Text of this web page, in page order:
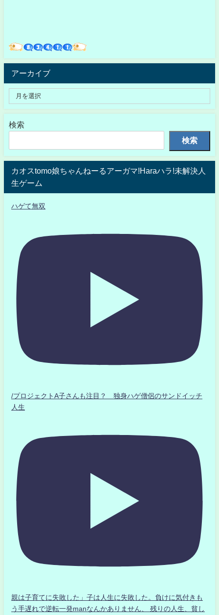
アーカイブ
検索
検索
カオスtomo娘ちゃんねーるアーガマ!Haraハラ!未解決人
生ゲーム
ハゲて無双
/プロジェクトA子さんも注目？ 独身ハゲ僧侶のサンドイッチ
人生
親は子育てに失敗した」子は人生に失敗した。負けに気付きも
う手遅れで逆転一発manなんかありません、 残りの人生、貧し